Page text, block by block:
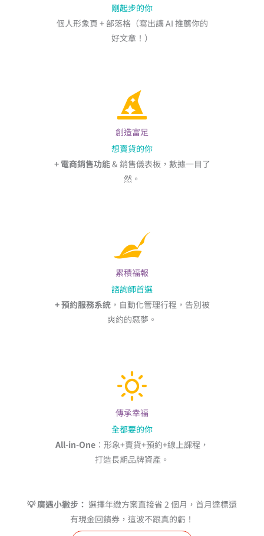
剛起步的你
個人形象頁 + 部落格（寫出讓 AI 推薦你的
好文章！）
創造富足
想賣貨的你
+ 電商銷售功能& 銷售儀表板，數據一目了
然。
累積福報
諮詢師首選
+ 預約服務系統，自動化管理行程，告別被
爽約的惡夢。
傳承幸福
全都要的你
All-in-One ：形象+賣貨+預約+線上課程，
打造長期品牌資產。
💡 廣遇小撇步： 選擇年繳方案直接省 2 個月，首月達標還
有現金回饋券，這波不跟真的虧！